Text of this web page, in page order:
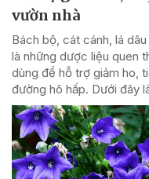
vườn nhà
Bách bộ, cát cánh, lá
là những dược liệu quen
dùng để hỗ trợ giảm ho,
đường hô hấp. Dưới đây